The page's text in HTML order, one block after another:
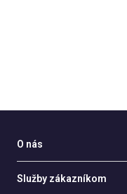
O nás
Služby zákazníkom